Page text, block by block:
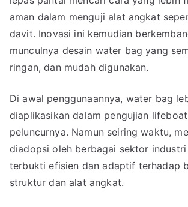
aman dalam menguji alat angkat
davit. Inovasi ini kemudian
munculnya desain water bag yang
ringan, dan mudah digunakan.
Di awal penggunaannya, water bag
diaplikasikan dalam pengujian
peluncurnya. Namun seiring waktu,
diadopsi oleh berbagai sektor industri
terbukti efisien dan adaptif terhadap
struktur dan alat angkat.